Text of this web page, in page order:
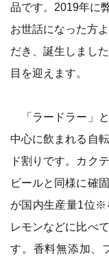
品です。2019年に
お世話になった方
だき、誕生しまし
目を迎えます。
「ラードラー」
中心に飲まれる自
ド割りです。カク
ビールと同様に確
が国内生産量1位※
レモンなどに比べ
す。香料無添加、